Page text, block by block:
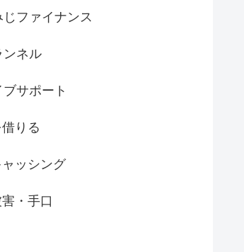
じファイナンス
ンネル
ブサポート
りる
ッシング
・手口